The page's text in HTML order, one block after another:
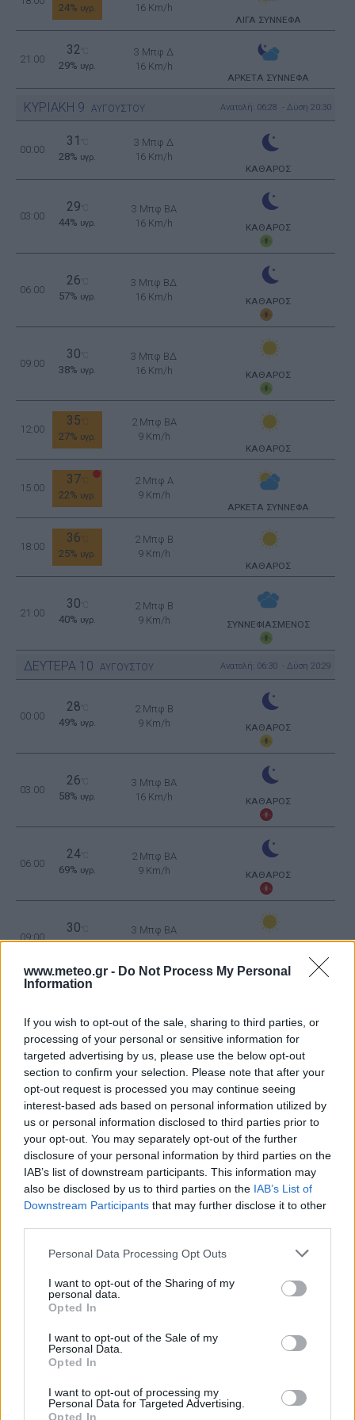
www.meteo.gr - Do Not Process My Personal
Information
If you wish to opt-out of the sale, sharing to third parties, or
processing of your personal or sensitive information for
targeted advertising by us, please use the below opt-out
section to confirm your selection. Please note that after your
opt-out request is processed you may continue seeing
interest-based ads based on personal information utilized by
us or personal information disclosed to third parties prior to
your opt-out. You may separately opt-out of the further
disclosure of your personal information by third parties on the
IAB’s list of downstream participants. This information may
also be disclosed by us to third parties on the IAB’s List of
Downstream Participants that may further disclose it to other
Personal Data Processing Opt Outs
I want to opt-out of the Sharing of my
personal data.
Opted In
I want to opt-out of the Sale of my
Personal Data.
Opted In
I want to opt-out of processing my
Personal Data for Targeted Advertising.
Opted In
24% υγρ. 16 Km/h
ΛΙΓΑ ΣΥΝΝΕΦΑ
21:00
32
29% υγρ.
3 Μπφ Δ
16 Km/h
ΑΡΚΕΤΑ ΣΥΝΝΕΦΑ
ΚΥΡΙΑΚΗ 9 ΑΥΓΟΥΣΤΟΥ Ανατολή: 06:28 - Δύση 20:30
00:00
31
28% υγρ.
3 Μπφ Δ
16 Km/h
ΚΑΘΑΡΟΣ
03:00
29
44% υγρ.
3 Μπφ BA
16 Km/h
ΚΑΘΑΡΟΣ
06:00
26
57% υγρ.
3 Μπφ ΒΔ
16 Km/h
ΚΑΘΑΡΟΣ
09:00
30
38% υγρ.
3 Μπφ ΒΔ
16 Km/h
ΚΑΘΑΡΟΣ
12:00
35
27% υγρ.
2 Μπφ BA
9 Km/h
ΚΑΘΑΡΟΣ
15:00
37
22% υγρ.
2 Μπφ Α
9 Km/h
ΑΡΚΕΤΑ ΣΥΝΝΕΦΑ
18:00
36
25% υγρ.
2 Μπφ B
9 Km/h
ΚΑΘΑΡΟΣ
21:00
30
40% υγρ.
2 Μπφ B
9 Km/h
ΣΥΝΝΕΦΙΑΣΜΕΝΟΣ
ΔΕΥΤΕΡΑ 10 ΑΥΓΟΥΣΤΟΥ Ανατολή: 06:30 - Δύση 20:29
00:00
28
49% υγρ.
2 Μπφ B
9 Km/h
ΚΑΘΑΡΟΣ
03:00
26
58% υγρ.
3 Μπφ BA
16 Km/h
ΚΑΘΑΡΟΣ
06:00
24°C
69% υγρ.
2 Μπφ BA
9 Km/h
ΚΑΘΑΡΟΣ
09:00
30
39%υγρ.
3 Μπφ BA
16 Km/h
ΚΑΘΑΡΟΣ
15:00
35°C
15%υγρ.
3 Μπφ Α
16 Km/h
18:00
35°C
18%υγρ.
2 Μπφ NA
9 Km/h
ΚΑΘΑΡΟΣ
21:00
28 °C
47%υγρ.
1 Μπφ Α
3 Km/h
25 °C
40%υγρ.
2 Μπφ BA
23°C
65%